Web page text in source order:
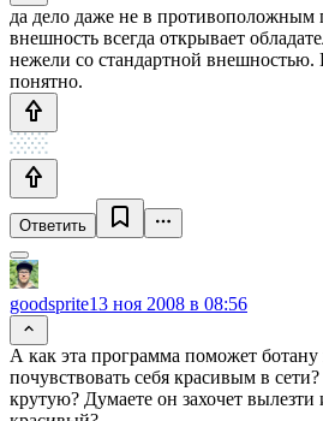
да дело даже не в противоположным
внешность всегда открывает
нежели со стандартной внешностью.
понятно.
Ответить
goodsprite13 ноя 2008 в 08:56
А как эта программа поможет
почувствовать себя красивым в
крутую? Думаете он захочет вылезти